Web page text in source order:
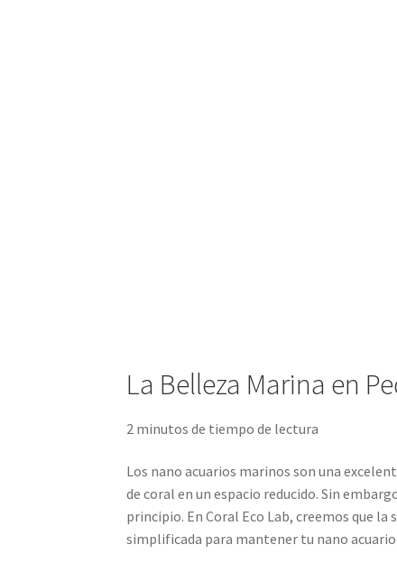
La Belleza Marina en
2 minutos de tiempo de lectura
Los nano acuarios marinos son una
de coral en un espacio reducido. Sin
principio. En Coral Eco Lab, creemos que
simplificada para mantener tu nano